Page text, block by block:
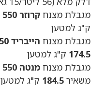
מגבלת מצנח קרוזר 550
ק"ג למטען
מגבלת מצנח הייבריד 550
174.5 ק"ג למטען
מגבלת מצנח מנטה 550
משאיר 184.5 ק"ג למטען